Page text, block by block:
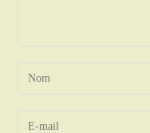
Enter
Enter